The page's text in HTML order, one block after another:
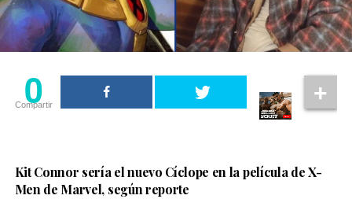
0
Compartir
Kit Connor sería el nuevo Cíclope en la película de X-
Men de Marvel, según reporte